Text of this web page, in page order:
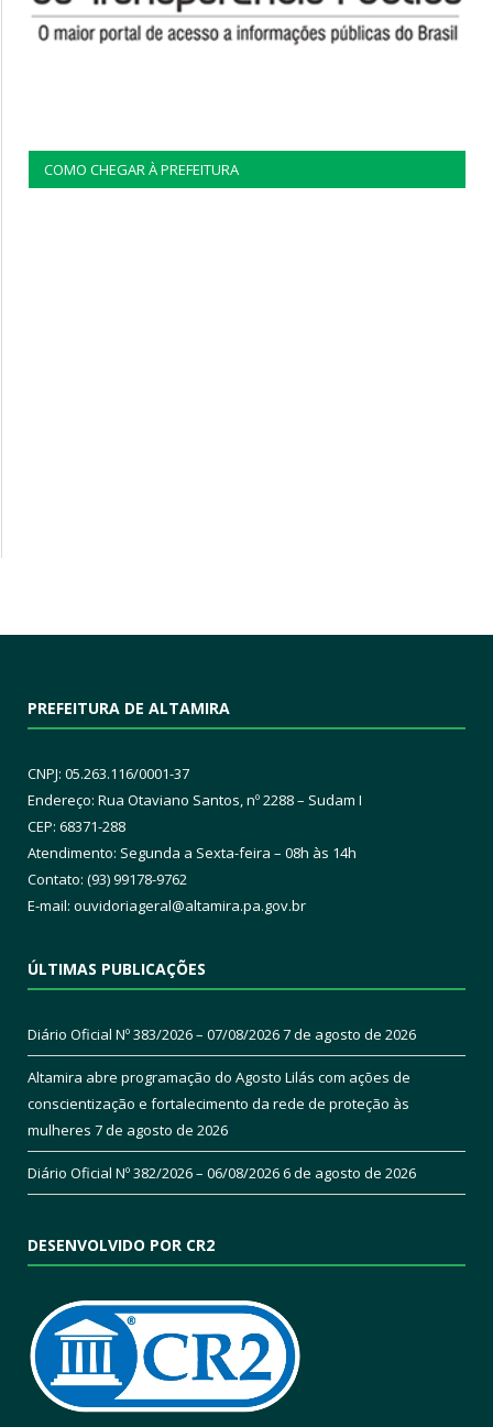
COMO CHEGAR À PREFEITURA
PREFEITURA DE ALTAMIRA
CNPJ: 05.263.116/0001-37
Endereço: Rua Otaviano Santos, nº 2288 – Sudam I
CEP: 68371-288
Atendimento: Segunda a Sexta-feira – 08h às 14h
Contato: (93) 99178-9762
E-mail: ouvidoriageral@altamira.pa.gov.br
ÚLTIMAS PUBLICAÇÕES
Diário Oficial Nº 383/2026 – 07/08/20267 de agosto de 2026
Altamira abre programação do Agosto Lilás com ações de
conscientização e fortalecimento da rede de proteção às
mulheres 7 de agosto de 2026
Diário Oficial Nº 382/2026 – 06/08/20266 de agosto de 2026
DESENVOLVIDO POR CR2